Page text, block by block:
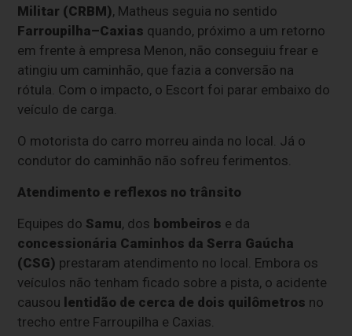
Militar (CRBM), Matheus seguia no sentido
Farroupilha–Caxias quando, próximo a um retorno
em frente à empresa Menon, não conseguiu frear e
atingiu um caminhão, que fazia a conversão na
rótula. Com o impacto, o Escort foi parar embaixo do
veículo de carga.
O motorista do carro morreu ainda no local. Já o
condutor do caminhão não sofreu ferimentos.
Atendimento e reflexos no trânsito
Equipes do Samu, dos bombeiros e da
concessionária Caminhos da Serra Gaúcha
(CSG) prestaram atendimento no local. Embora os
veículos não tenham ficado sobre a pista, o acidente
causou lentidão de cerca de dois quilômetros no
trecho entre Farroupilha e Caxias.